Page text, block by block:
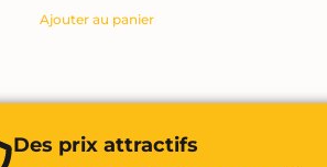
Ajouter au panier
Des prix attractifs